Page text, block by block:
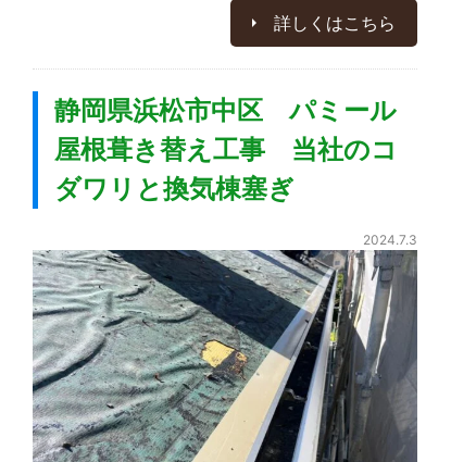
詳しくはこちら
静岡県浜松市中区 パミール
屋根葺き替え工事 当社のコ
ダワリと換気棟塞ぎ
2024.7.3